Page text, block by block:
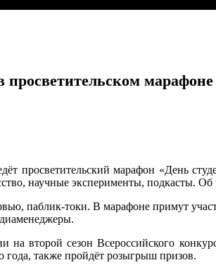
просветительский марафон «День
научные эксперименты, подкасты. Об
паблик-токи. В марафоне примут
второй сезон Всероссийского
года, также пройдёт розыгрыш призов.